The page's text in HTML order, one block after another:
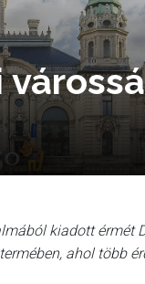
kiadott érmét
ahol több